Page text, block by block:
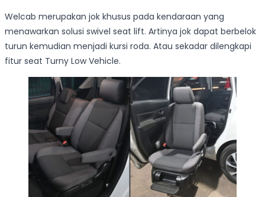
Welcab merupakan jok khusus pada kendaraan yang
menawarkan solusi swivel seat lift. Artinya jok dapat berbelok
turun kemudian menjadi kursi roda. Atau sekadar dilengkapi
fitur seat Turny Low Vehicle.